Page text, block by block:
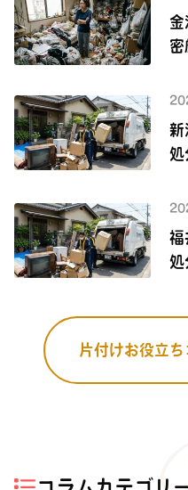
密
新
処
福
処
片付けお役立